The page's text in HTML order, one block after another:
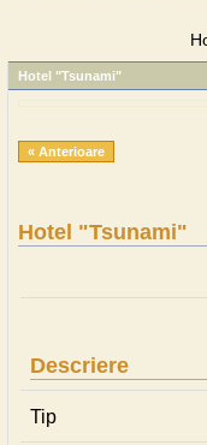
Hotel "Tsunami"
« Anterioare
Hotel "Tsunami"
Descriere
Tip